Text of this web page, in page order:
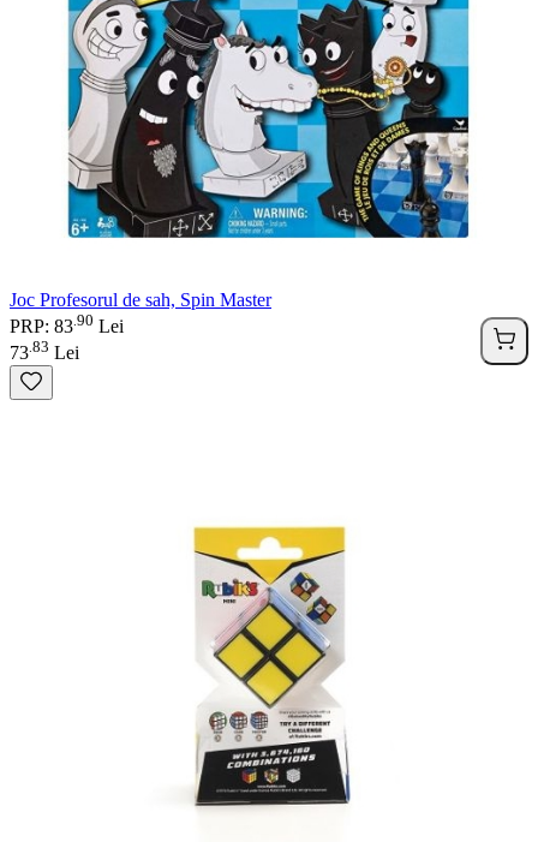
Joc Profesorul de sah, Spin Master
PRP: 83 90 Lei
73 83 Lei